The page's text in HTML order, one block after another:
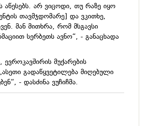
აწესებს. არ ვიცოდი, თუ რაზე იყო
თავმჯდომარე] და ვკითხე,
მან მითხრა, რომ მსგავსი
სერბეთს ავნო“, - განაცხადა
მუქარების
გადაწყვეტილება მიღებული
- დასძინა ვუჩიჩმა.